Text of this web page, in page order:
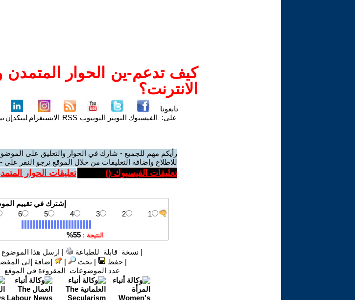
كيف تدعم-ين الحوار المتمدن
الانترنت؟
تابعونا
على: الفيسبوك التويتر اليوتيوب RSS الانستغرام لينكدإن
رأيكم مهم للجميع - شارك في الحوار والتعليق على
للاطلاع وإضافة التعليقات من خلال الموقع نرجو النقر على
تعليقات الفيسبوك () تعليقات الحوار
| نسخة قابلة للطباعة | ارسل هذا
|حفظ | بحث | إضافة إلى
عدد الموضوعات المقروءة في الموقع